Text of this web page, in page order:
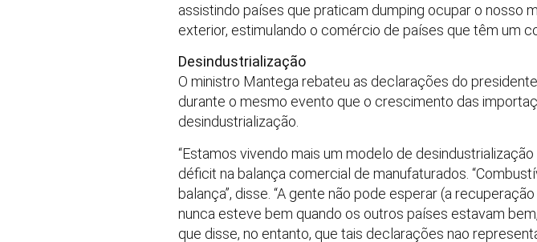
assistindo países que praticam dumping ocupar o nosso
exterior, estimulando o comércio de países que têm um
Desindustrialização
O ministro Mantega rebateu as declarações do
durante o mesmo evento que o crescimento das
desindustrialização.
“Estamos vivendo mais um modelo de
déficit na balança comercial de manufaturados.
balança”, disse. “A gente não pode esperar (a
nunca esteve bem quando os outros países estavam
que disse, no entanto, que tais declarações nao